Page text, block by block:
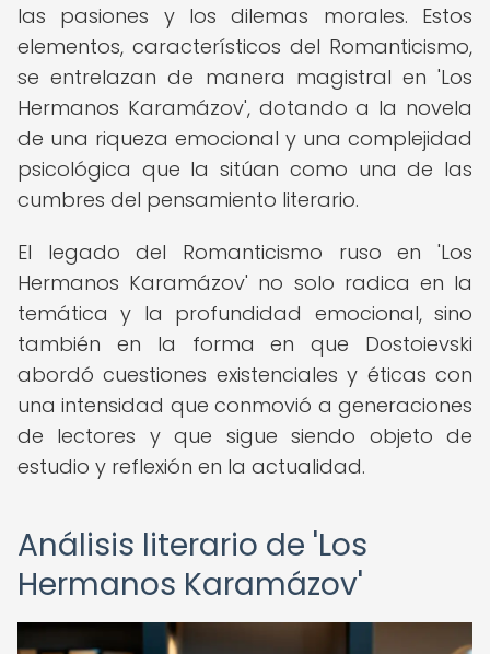
las pasiones y los dilemas morales. Estos
elementos, característicos del Romanticismo,
se entrelazan de manera magistral en 'Los
Hermanos Karamázov', dotando a la novela
de una riqueza emocional y una complejidad
psicológica que la sitúan como una de las
cumbres del pensamiento literario.
El legado del Romanticismo ruso en 'Los
Hermanos Karamázov' no solo radica en la
temática y la profundidad emocional, sino
también en la forma en que Dostoievski
abordó cuestiones existenciales y éticas con
una intensidad que conmovió a generaciones
de lectores y que sigue siendo objeto de
estudio y reflexión en la actualidad.
Análisis literario de 'Los
Hermanos Karamázov'